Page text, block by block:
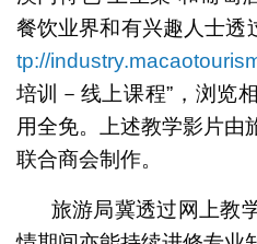
餐饮业界和有兴趣人士透
tp://
培训－线上课程”，浏览
用全免。上述教学影片由
联合商会制作。
旅游局冀透过网上教